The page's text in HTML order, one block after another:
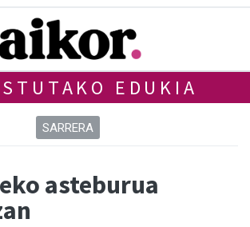
EDUKIA
SARRERA
asteburua